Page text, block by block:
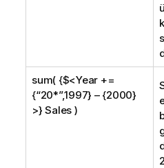
sum( {$<Year +=
{“20*”,1997} – {2000}
>} Sales )